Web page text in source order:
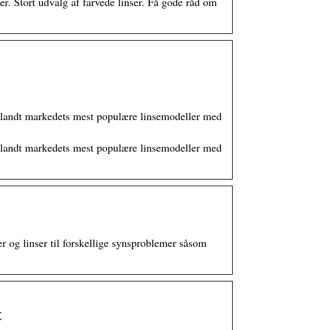
markedets mest populære linsemodeller med
markedets mest populære linsemodeller med
og linser til forskellige synsproblemer såsom